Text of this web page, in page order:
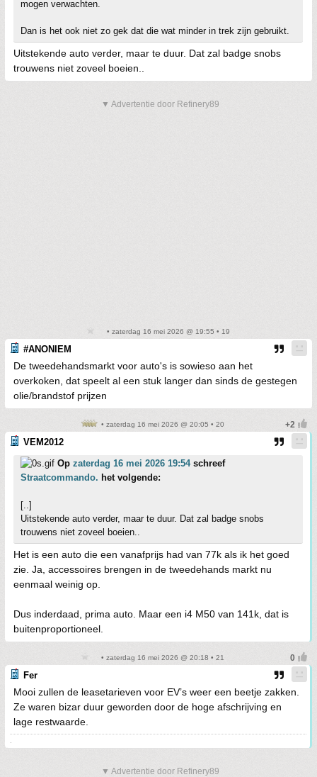
mogen verwachten.
Dan is het ook niet zo gek dat die wat minder in trek zijn gebruikt.
Uitstekende auto verder, maar te duur. Dat zal badge snobs
trouwens niet zoveel boeien..
▼ Advertentie door Refinery89
• zaterdag 16 mei 2026 @ 19:55 • 19
#ANONIEM
De tweedehandsmarkt voor auto's is sowieso aan het
overkoken, dat speelt al een stuk langer dan sinds de gestegen
olie/brandstof prijzen
• zaterdag 16 mei 2026 @ 20:05 • 20
VEM2012
Op zaterdag 16 mei 2026 19:54schreef
Straatcommando. het volgende:
[..]
Uitstekende auto verder, maar te duur. Dat zal badge snobs
trouwens niet zoveel boeien..
Het is een auto die een vanafprijs had van 77k als ik het goed
zie. Ja, accessoires brengen in de tweedehands markt nu
eenmaal weinig op.
Dus inderdaad, prima auto. Maar een i4 M50 van 141k, dat is
buitenproportioneel.
• zaterdag 16 mei 2026 @ 20:18 • 21
Fer
Mooi zullen de leasetarieven voor EV’s weer een beetje zakken.
Ze waren bizar duur geworden door de hoge afschrijving en
lage restwaarde.
▼ Advertentie door Refinery89